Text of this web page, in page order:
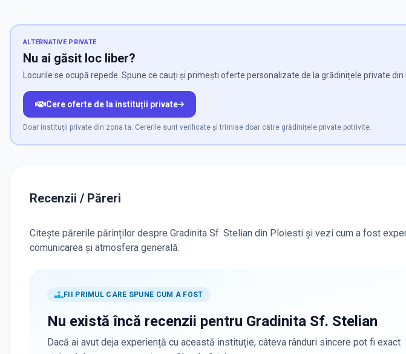
ALTERNATIVE PRIVATE
Nu ai găsit loc liber?
Locurile se ocupă repede. Spune ce cauți și primești oferte personalizate de la grădinițele private din
Cere oferte de la instituții private
Doar instituții private din zona ta. Cererile sunt verificate și trimise doar către grădinițele private potrivite.
Recenzii / Păreri
Citește părerile părinților despre Gradinita Sf. Stelian din Ploiesti și vezi cum a fost
comunicarea și atmosfera generală.
FII PRIMUL CARE SPUNE CUM A FOST
Nu există încă recenzii pentru Gradinita Sf. Stelian
Dacă ai avut deja experiență cu această instituție, câteva rânduri sincere pot fi exact